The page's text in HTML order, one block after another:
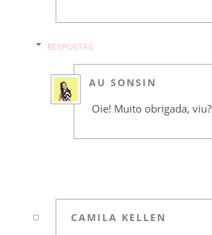
RESPOSTAS
AU SONSIN
Oie! Muito obrigada, viu?
CAMILA KELLEN